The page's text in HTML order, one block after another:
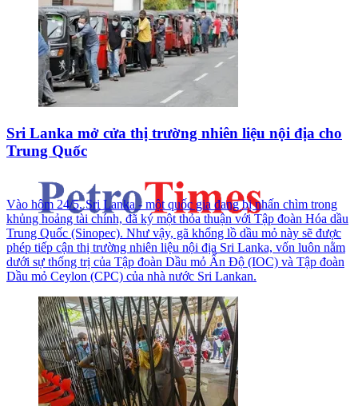
Sri Lanka mở cửa thị trường nhiên liệu nội địa cho
Trung Quốc
Vào hôm 24/5, Sri Lanka - một quốc gia đang bị nhấn chìm trong
khủng hoảng tài chính, đã ký một thỏa thuận với Tập đoàn Hóa dầu
Trung Quốc (Sinopec). Như vậy, gã khổng lồ dầu mỏ này sẽ được
phép tiếp cận thị trường nhiên liệu nội địa Sri Lanka, vốn luôn nằm
dưới sự thống trị của Tập đoàn Dầu mỏ Ấn Độ (IOC) và Tập đoàn
Dầu mỏ Ceylon (CPC) của nhà nước Sri Lankan.